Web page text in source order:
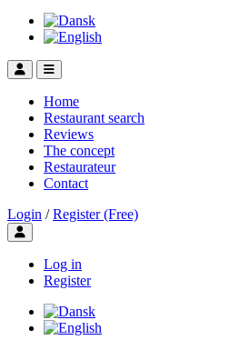
Home
Restaurant search
Reviews
The concept
Restaurateur
Contact
Login / Register (Free)
Toggle user menu
Log in
Register